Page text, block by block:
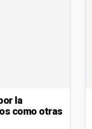
la
como otras